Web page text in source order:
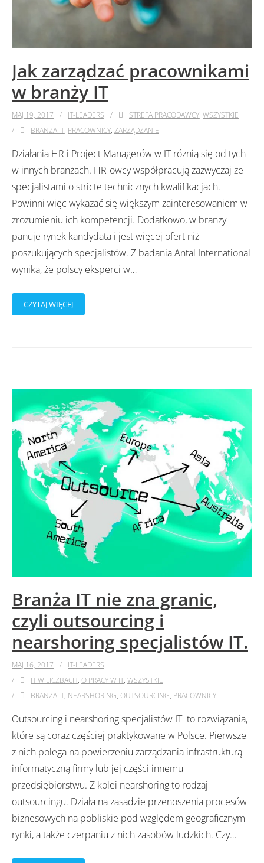
Jak zarządzać pracownikami
w branży IT
MAJ 19, 2017 IT-LEADERS STREFA PRACODAWCY, WSZYSTKIE
BRANŻA IT, PRACOWNICY, ZARZĄDZANIE
Działania HR i Project Managerów w IT różnią się od tych
w innych branżach. HR-owcy współpracują zazwyczaj ze
specjalistami o stricte technicznych kwalifikacjach.
Powinni więc wykazać się większym zainteresowaniem w
zrozumieniu ich kompetencji. Dodatkowo, w branży
panuje rynek kandydata i jest więcej ofert niż
poszukujących specjalistów. Z badania Antal International
wynika, że polscy eksperci w…
CZYTAJ WIĘCEJ
Branża IT nie zna granic,
czyli outsourcing i
nearshoring specjalistów IT.
MAJ 16, 2017
IT-LEADERS
IT W LICZBACH, O PRACY W IT, WSZYSTKIE
BRANŻA IT, NEARSHORING, OUTSOURCING, PRACOWNICY
Outsourcing i nearshoring specjalistów IT to rozwiązania,
które są coraz częściej praktykowane w Polsce. Pierwsze
z nich polega na powierzeniu zarządzania infrastrukturą
informatyczną firmy lub jej części innemu
przedsiębiorstwu. Z kolei nearshoring to rodzaj
outsourcingu. Działa na zasadzie przenoszenia procesów
biznesowych na pobliskie pod względem geograficznym
rynki, a także czerpaniu z nich zasobów ludzkich. Czy…